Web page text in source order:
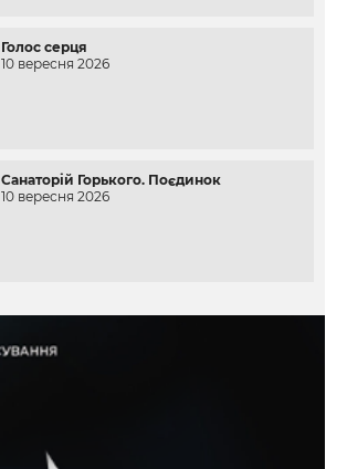
Голос серця
10 вересня 2026
Санаторій Горького. Поєдинок
10 вересня 2026